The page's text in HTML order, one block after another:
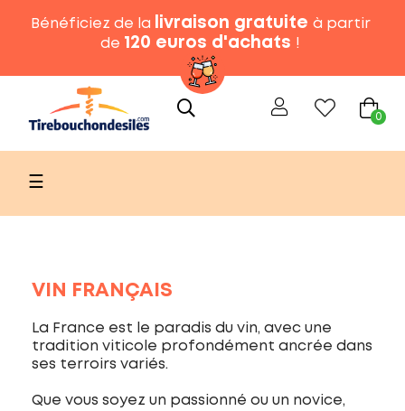
Bénéficiez de la livraison gratuite à partir
de 120 euros d'achats !
0
Basculer
navigation
☰
VIN FRANÇAIS
La France est le paradis du vin, avec une
tradition viticole profondément ancrée dans
ses terroirs variés.
Que vous soyez un passionné ou un novice,